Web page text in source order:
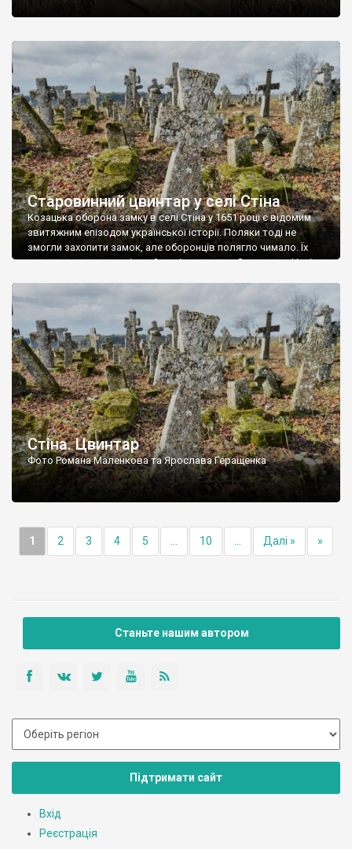
Старовинний цвинтар у селі Стіна
Козацька оборона замку в селі Стіна у 1651 році є відомим
звитяжним епізодом української історії. Поляки тоді не
змогли захопити замок, але оборонців полягло чимало. Їх
поховали на цвинтарі, який тоді називався Замковим. Нині на
ньому чимало хрестів 19 століття, є такі, де епітафії стер […]
Стіна. Цвинтар
Фото Романа Маленкова та Ярослава Геращенка
1 2 3 4 5 10 Далі » »
Станьте нашим автором
Підтримати сайт
Вхід
Реєстрація